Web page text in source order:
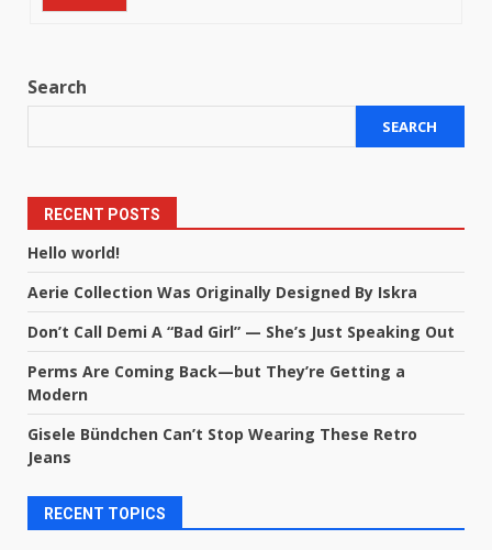
Search
SEARCH
RECENT POSTS
Hello world!
Aerie Collection Was Originally Designed By Iskra
Don’t Call Demi A “Bad Girl” — She’s Just Speaking Out
Perms Are Coming Back—but They’re Getting a
Modern
Gisele Bündchen Can’t Stop Wearing These Retro
Jeans
RECENT TOPICS